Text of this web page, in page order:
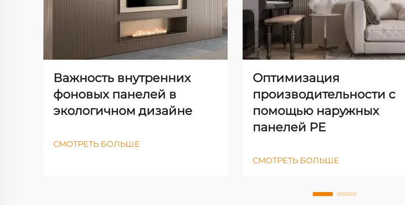
Важность внутренних
фоновых панелей в
экологичном дизайне
СМОТРЕТЬ БОЛЬШЕ
Оптимизация
производительности с
помощью наружных
панелей PE
СМОТРЕТЬ БОЛЬШЕ